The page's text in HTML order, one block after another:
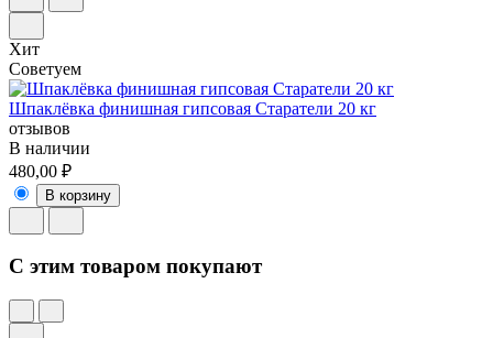
Хит
Советуем
Шпаклёвка финишная гипсовая Старатели 20 кг
отзывов
В наличии
480,00 ₽
В корзину
C этим товаром покупают